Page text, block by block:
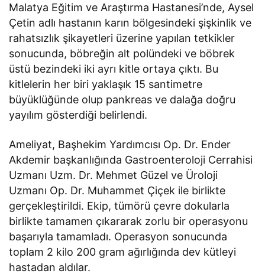
Malatya Eğitim ve Araştırma Hastanesi’nde, Aysel
Çetin adlı hastanın karın bölgesindeki şişkinlik ve
rahatsızlık şikayetleri üzerine yapılan tetkikler
sonucunda, böbreğin alt polündeki ve böbrek
üstü bezindeki iki ayrı kitle ortaya çıktı. Bu
kitlelerin her biri yaklaşık 15 santimetre
büyüklüğünde olup pankreas ve dalağa doğru
yayılım gösterdiği belirlendi.
Ameliyat, Başhekim Yardımcısı Op. Dr. Ender
Akdemir başkanlığında Gastroenteroloji Cerrahisi
Uzmanı Uzm. Dr. Mehmet Güzel ve Üroloji
Uzmanı Op. Dr. Muhammet Çiçek ile birlikte
gerçekleştirildi. Ekip, tümörü çevre dokularla
birlikte tamamen çıkararak zorlu bir operasyonu
başarıyla tamamladı. Operasyon sonucunda
toplam 2 kilo 200 gram ağırlığında dev kütleyi
hastadan aldılar.